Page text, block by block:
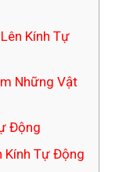
Kính Tự
Những Vật
Động
Kính Tự Động